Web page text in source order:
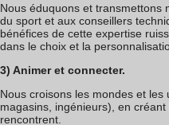
Nous éduquons et transmettons
du sport et aux conseillers
bénéfices de cette expertise
dans le choix et la
3) Animer et connecter.
Nous croisons les mondes et les
magasins, ingénieurs), en créant
rencontrent.